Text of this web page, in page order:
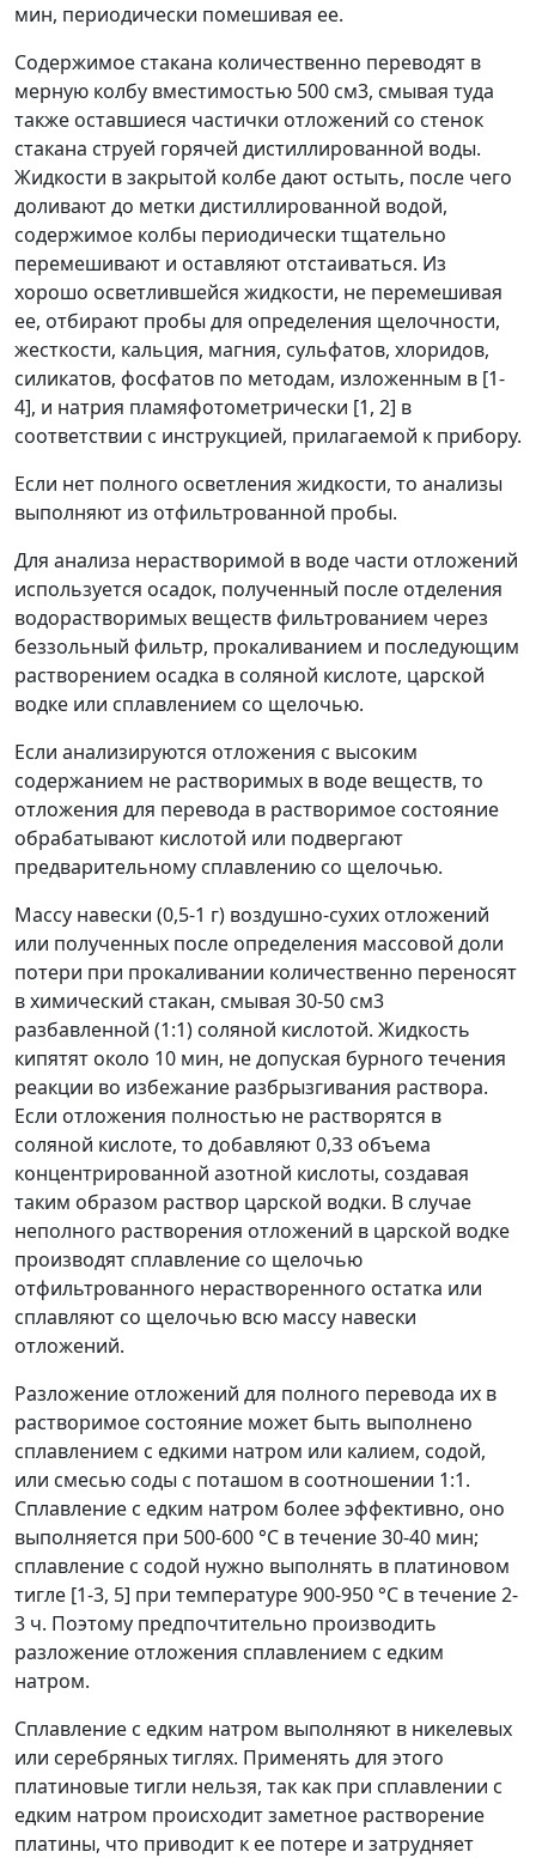
мин, периодически помешивая ее.
Содержимое стакана количественно переводят в
мерную колбу вместимостью 500 см3, смывая туда
также оставшиеся частички отложений со стенок
стакана струей горячей дистиллированной воды.
Жидкости в закрытой колбе дают остыть, после чего
доливают до метки дистиллированной водой,
содержимое колбы периодически тщательно
перемешивают и оставляют отстаиваться. Из
хорошо осветлившейся жидкости, не перемешивая
ее, отбирают пробы для определения щелочности,
жесткости, кальция, магния, сульфатов, хлоридов,
силикатов, фосфатов по методам, изложенным в [1-
4], и натрия пламяфотометрически [1, 2] в
соответствии с инструкцией, прилагаемой к прибору.
Если нет полного осветления жидкости, то анализы
выполняют из отфильтрованной пробы.
Для анализа нерастворимой в воде части отложений
используется осадок, полученный после отделения
водорастворимых веществ фильтрованием через
беззольный фильтр, прокаливанием и последующим
растворением осадка в соляной кислоте, царской
водке или сплавлением со щелочью.
Если анализируются отложения с высоким
содержанием не растворимых в воде веществ, то
отложения для перевода в растворимое состояние
обрабатывают кислотой или подвергают
предварительному сплавлению со щелочью.
Массу навески (0,5-1 г) воздушно-сухих отложений
или полученных после определения массовой доли
потери при прокаливании количественно переносят
в химический стакан, смывая 30-50 см3
разбавленной (1:1) соляной кислотой. Жидкость
кипятят около 10 мин, не допуская бурного течения
реакции во избежание разбрызгивания раствора.
Если отложения полностью не растворятся в
соляной кислоте, то добавляют 0,33 объема
концентрированной азотной кислоты, создавая
таким образом раствор царской водки. В случае
неполного растворения отложений в царской водке
производят сплавление со щелочью
отфильтрованного нерастворенного остатка или
сплавляют со щелочью всю массу навески
отложений.
Разложение отложений для полного перевода их в
растворимое состояние может быть выполнено
сплавлением с едкими натром или калием, содой,
или смесью соды с поташом в соотношении 1:1.
Сплавление с едким натром более эффективно, оно
выполняется при 500-600 °С в течение 30-40 мин;
сплавление с содой нужно выполнять в платиновом
тигле [1-3, 5] при температуре 900-950 °С в течение 2-
3 ч. Поэтому предпочтительно производить
разложение отложения сплавлением с едким
натром.
Сплавление с едким натром выполняют в никелевых
или серебряных тиглях. Применять для этого
платиновые тигли нельзя, так как при сплавлении с
едким натром происходит заметное растворение
платины, что приводит к ее потере и затрудняет